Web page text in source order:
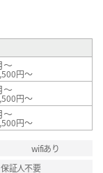
～
円～
～
円～
～
円～
wifiあり
保証人不要